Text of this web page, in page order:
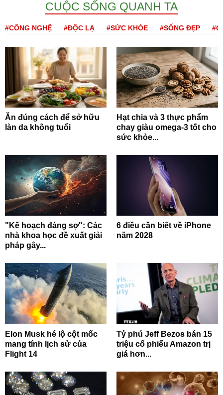
CUỘC SỐNG QUANH TA
#CÔNG NGHỆ #ĐỘC LẠ #SỨC KHỎE #SỐNG ĐẸP
Ăn đúng cách để sở hữu
làn da không tuổi
Hạt chia và 3 thực phẩm
chay giàu omega-3 tốt cho
sức khỏe...
"Kế hoạch đáng sợ": Các
nhà khoa học đề xuất giải
pháp gây...
6 điều cần biết về iPhone
năm 2028
Elon Musk hé lộ cột mốc
mang tính lịch sử của
Flight 14
Tỷ phú Jeff Bezos bán 15
triệu cổ phiếu Amazon trị
giá hơn...